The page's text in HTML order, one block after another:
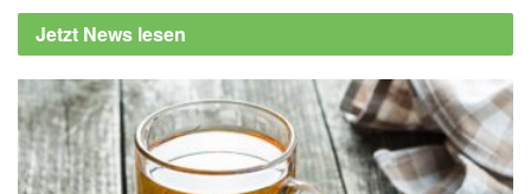
Jetzt News lesen